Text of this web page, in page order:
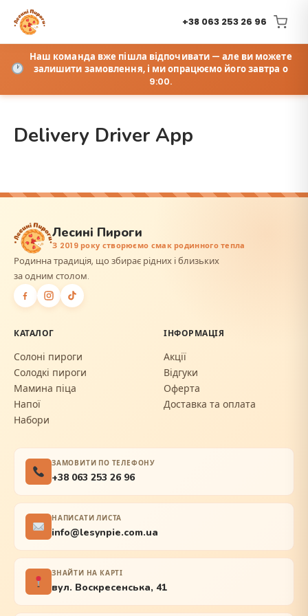
+38 063 253 26 96
Наш команда вже пішла відпочивати — але ви можете
залишити замовлення, і ми опрацюємо його завтра о
9:00.
Delivery Driver App
Лесині Пироги
З 2019 року створюємо смак родинного тепла
Родинна традиція, що збирає рідних і близьких
за одним столом.
КАТАЛОГ
Солоні пироги
Солодкі пироги
Мамина піца
Напої
Набори
ІНФОРМАЦІЯ
Акції
Відгуки
Оферта
Доставка та оплата
ЗАМОВИТИ ПО ТЕЛЕФОНУ
+38 063 253 26 96
НАПИСАТИ ЛИСТА
info@lesynpie.com.ua
ЗНАЙТИ НА КАРТІ
вул. Воскресенська, 41